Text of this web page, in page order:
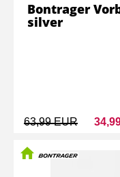
63,99 EUR
Bontrager
silver